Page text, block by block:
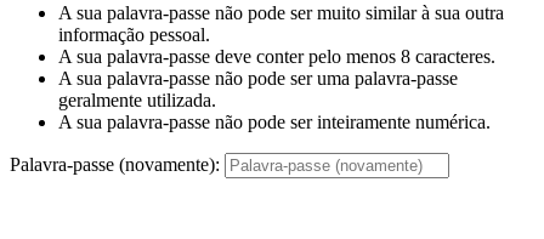
A sua palavra-passe não pode ser muito similar à sua outra
informação pessoal.
A sua palavra-passe deve conter pelo menos 8 caracteres.
A sua palavra-passe não pode ser uma palavra-passe
geralmente utilizada.
A sua palavra-passe não pode ser inteiramente numérica.
Palavra-passe (novamente):